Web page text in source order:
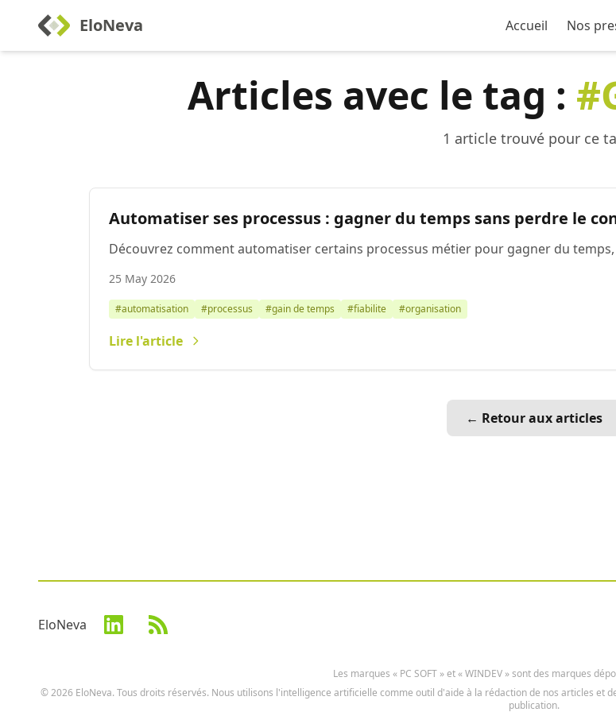
EloNeva Accueil Nos
Articles avec le tag :
1 article trouvé pour ce
Automatiser ses processus : gagner du temps sans perdre le
Découvrez comment automatiser certains processus métier pour gagner du
25 May 2026
#automatisation #processus #gain de temps #fiabilite #organisation
Lire l'article
← Retour aux articles
EloNeva
Les marques « PC SOFT » et « WINDEV » sont des marques
© 2026 EloNeva. Tous droits réservés. Nous utilisons l'intelligence artificielle comme outil d'aide à la rédaction de nos articles et
publication.